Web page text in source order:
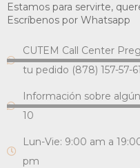
Estamos para servirte,
Escríbenos por Whatsapp
CUTEM Call Center
tu pedido (878) 157-57-
Información sobre
10
Lun-Vie: 9:00 am a
pm